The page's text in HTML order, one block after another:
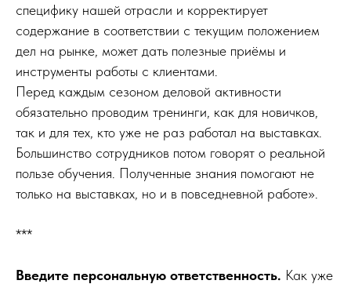
специфику нашей отрасли и корректирует
содержание в соответствии с текущим положением
дел на рынке, может дать полезные приёмы и
инструменты работы с клиентами.
Перед каждым сезоном деловой активности
обязательно проводим тренинги, как для новичков,
так и для тех, кто уже не раз работал на выставках.
Большинство сотрудников потом говорят о реальной
пользе обучения. Полученные знания помогают не
только на выставках, но и в повседневной работе».
***
Введите персональную ответственность. Как уже